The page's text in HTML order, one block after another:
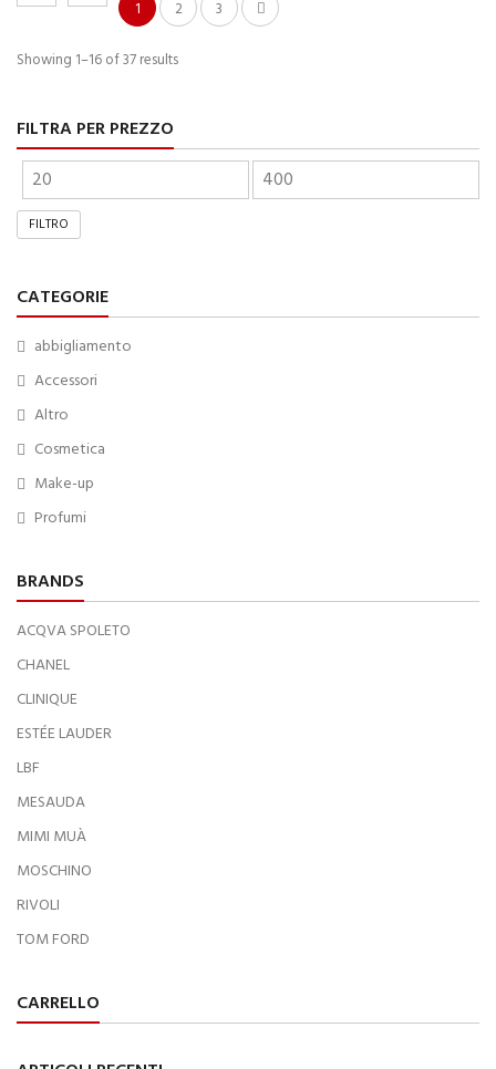
1 2 3
Showing 1–16 of 37 results
FILTRA PER PREZZO
FILTRO
CATEGORIE
abbigliamento
Accessori
Altro
Cosmetica
Make-up
Profumi
BRANDS
ACQVA SPOLETO
CHANEL
CLINIQUE
ESTÉE LAUDER
LBF
MESAUDA
MIMI MUÀ
MOSCHINO
RIVOLI
TOM FORD
CARRELLO